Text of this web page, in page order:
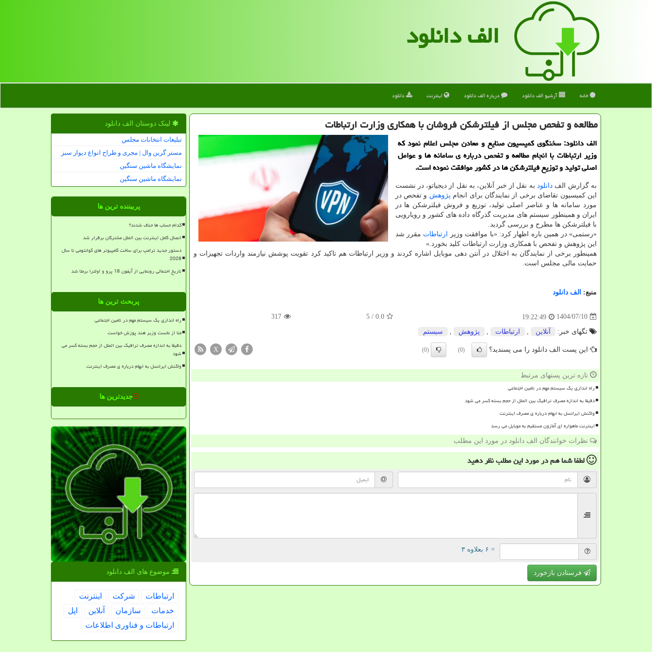
الف دانلود
خانه آرشیو الف دانلود درباره الف دانلود اینترنت دانلود
مطالعه و تفحص مجلس از فیلترشکن فروشان با همکاری وزارت ارتباطات
الف دانلود: سخنگوی کمیسیون صنایع و معادن مجلس اعلام نمود که
وزیر ارتباطات با انجام مطالعه و تفحص درباره ی سامانه ها و عوامل
اصلی تولید و توزیع فیلترشکن ها در کشور موافقت نموده است.
به گزارش الف دانلودبه نقل از خبر آنلاین، به نقل از دیجیاتو، در نشست
این کمیسیون تقاضای برخی از نمایندگان برای انجام پژوهش و تفحص در
مورد سامانه ها و عناصر اصلی تولید، توزیع و فروش فیلترشکن ها در
ایران و همینطور سیستم های مدیریت گذرگاه داده های کشور و رویارویی
با فیلترشکن ها مطرح و بررسی گردید.
«رستمی» در همین باره اظهار کرد: «با موافقت وزیر
ارتباطات مقرر شد
این پژوهش و تفحص با همکاری وزارت ارتباطات کلید بخورد.»
همینطور برخی از نمایندگان به اختلال در آنتن دهی موبایل اشاره کردند و وزیر ارتباطات هم تاکید کرد تقویت پوشش نیازمند واردات تجهیزات و
حمایت مالی مجلس است.
منبع: الف دانلود
1404/07/10
19:22:49
0.0
/ 5
317
تگهای خبر: آنلاین ارتباطات پژوهش سیستم
این پست الف دانلود را می پسندید؟ (0)
(0)
X
تازه ترین پستهای مرتبط
راه اندازی یک سیستم مهم در تامین اجتماعی
دقیقا به اندازه مصرف ترافیک بین الملل از حجم بسته کسر می شود
واکنش ایرانسل به ابهام درباره ی مصرف اینترنت
اینترنت ماهواره ای آمازون مستقیم به موبایل می رسد
نظرات خوانندگان الف دانلود در مورد این مطلب
لطفا شما همدر مورد این مطلبنظر دهید
= ۶ بعلاوه ۳
فرستادن بازخورد
لینک دوستان الف دانلود
تبلیغات انتخابات مجلس
مستر گرین وال | مجری و طراح انواع دیوار سبز
نمایشگاه ماشین سنگین
نمایشگاه ماشین سنگین
پربیننده ترین ها
کدام حساب ها حذف شدند؟
اتصال کامل اینترنت بین الملل مشترکان برقرار شد
دستور جدید ترامپ برای ساخت کامپیوتر های کوانتومی تا سال
2028
تاریخ احتمالی رونمایی از آیفون 18 پرو و اولترا برملا شد
پربحث ترین ها
راه اندازی یک سیستم مهم در تامین اجتماعی
متا از نخست وزیر هند پوزش خواست
دقیقا به اندازه مصرف ترافیک بین الملل از حجم بسته کسر می
شود
واکنش ایرانسل به ابهام درباره ی مصرف اینترنت
جدیدترین ها
موضوع های الف دانلود
ارتباطات شركت
اینترنت
خدمات
سازمان آنلاین
اپل
ارتباطات و فناوری اطلاعات